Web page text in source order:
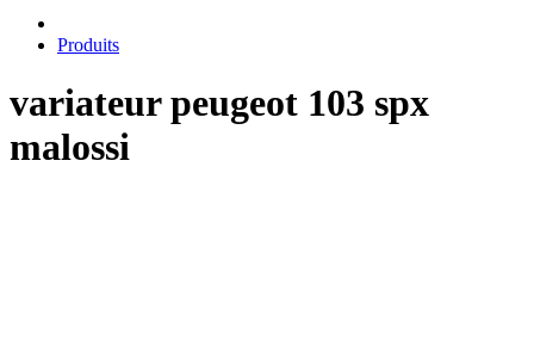
Produits
variateur peugeot 103 spx
malossi